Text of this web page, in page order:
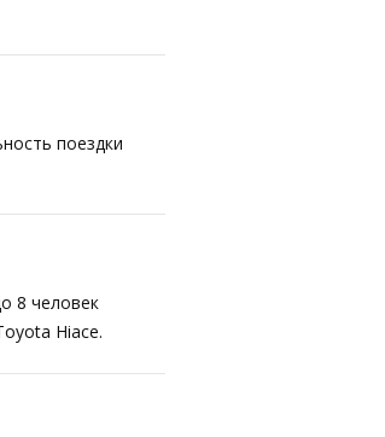
поездки
8 человек
Hiace.